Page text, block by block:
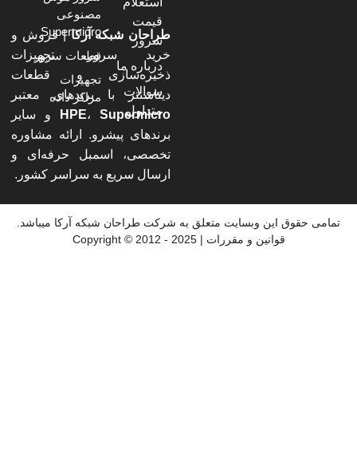
درباره ما
سوالات
متداول
مصنوعی
Supermicro
قطعات سرور
تجهیزات
مراکز داده
طراحان شبکه آرکا| فروش و
خرید سرور، تجهیزات
ذخیره‌سازی و قطعات
دیتاسنتر با برندهای معتبر
HPE،Supermicro
و سایر
برندهای پیشرو. ارائه مشاوره
تخصصی، اسمبل حرفه‌ای و
ارسال سریع به سراسر کشور.
حقوق این وبسایت متعلق به شرکت طراحان شبکه آرکا میباشد.
قوانین و مقررات | 2025 - 2012 © Copyright